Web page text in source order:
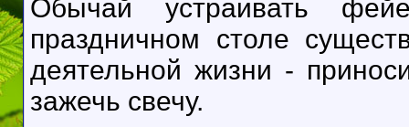
Обычай устраивать
праздничном столе
деятельной жизни -
зажечь свечу.